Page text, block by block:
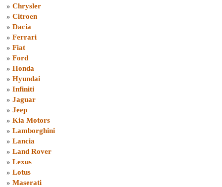
» Chrysler
» Citroen
» Dacia
» Ferrari
» Fiat
» Ford
» Honda
» Hyundai
» Infiniti
» Jaguar
» Jeep
» Kia Motors
» Lamborghini
» Lancia
» Land Rover
» Lexus
» Lotus
» Maserati